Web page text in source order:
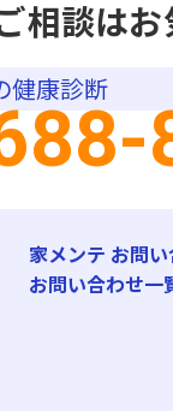
相談は
健康診断
家メンテ お問
お問い合わせ一